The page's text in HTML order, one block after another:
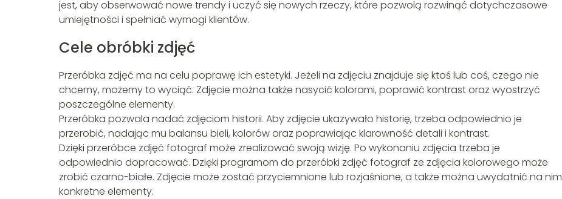
jest, aby obserwować nowe trendy i uczyć się nowych rzeczy, które pozwolą rozwinąć dotychczasowe
umiejętności i spełniać wymogi klientów.
Cele obróbki zdjęć
Przeróbka zdjęć ma na celu poprawę ich estetyki. Jeżeli na zdjęciu znajduje się ktoś lub coś, czego nie
chcemy, możemy to wyciąć. Zdjęcie można także nasycić kolorami, poprawić kontrast oraz wyostrzyć
poszczególne elementy.
Przeróbka pozwala nadać zdjęciom historii. Aby zdjęcie ukazywało historię, trzeba odpowiednio je
przerobić, nadając mu balansu bieli, kolorów oraz poprawiając klarowność detali i kontrast.
Dzięki przeróbce zdjęć fotograf może zrealizować swoją wizję. Po wykonaniu zdjęcia trzeba je
odpowiednio dopracować. Dzięki programom do przeróbki zdjęć fotograf ze zdjęcia kolorowego może
zrobić czarno-białe. Zdjęcie może zostać przyciemnione lub rozjaśnione, a także można uwydatnić na nim
konkretne elementy.